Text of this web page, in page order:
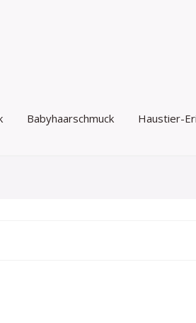
Babyhaarschmuck Haustier-